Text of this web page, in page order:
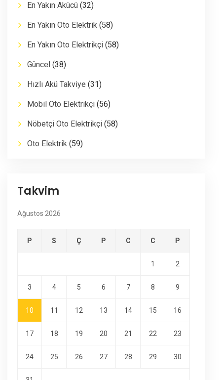
En Yakın Akücü (32)
En Yakın Oto Elektrik (58)
En Yakın Oto Elektrikçi (58)
Güncel (38)
Hızlı Akü Takviye (31)
Mobil Oto Elektrikçi (56)
Nöbetçi Oto Elektrikçi (58)
Oto Elektrik (59)
Takvim
Ağustos 2026
P S Ç P C C P
1 2
3 4 5 6 7 8 9
10 11 12 13 14 15 16
17 18 19 20 21 22 23
24 25 26 27 28 29 30